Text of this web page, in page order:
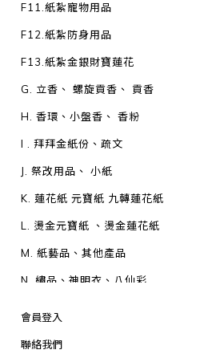
F11.紙紮寵物用品
F12.紙紮防身用品
F13.紙紮金銀財寶蓮花
G. 立香、 螺旋貢香、 貢香
H. 香環、小盤香、 香粉
I . 拜拜金紙份、疏文
J. 祭改用品、 小紙
K. 蓮花紙 元寶紙 九轉蓮花紙
L. 燙金元寶紙 、燙金蓮花紙
M. 紙藝品、其他產品
N. 繡品、神明衣、八仙彩
會員登入
聯絡我們